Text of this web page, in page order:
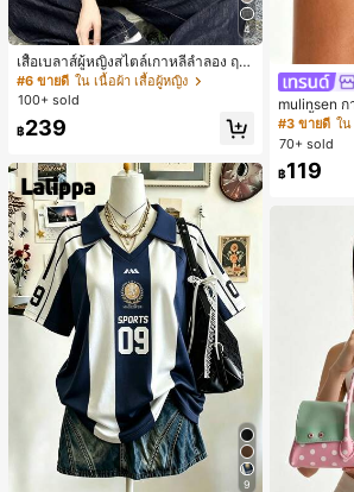
4
เสื้อเบลาส์ผู้หญิงสไตล์เกาหลีลำลอง ฤดู
ใบไม้ผลิ/ฤดูร้อนใหม่ ชายระบาย ชิคแล
ะหรูหรา
#6 ขายดี ใน เนื้อผ้า เสื้อผู้หญิง
100+ sold
฿239
9
mulinsen
ยๆ สีพื้น หลว
สั้นกีฬา 2-
ารฝึกซ้อมกี
#3 ขายดี
70+ sold
฿119